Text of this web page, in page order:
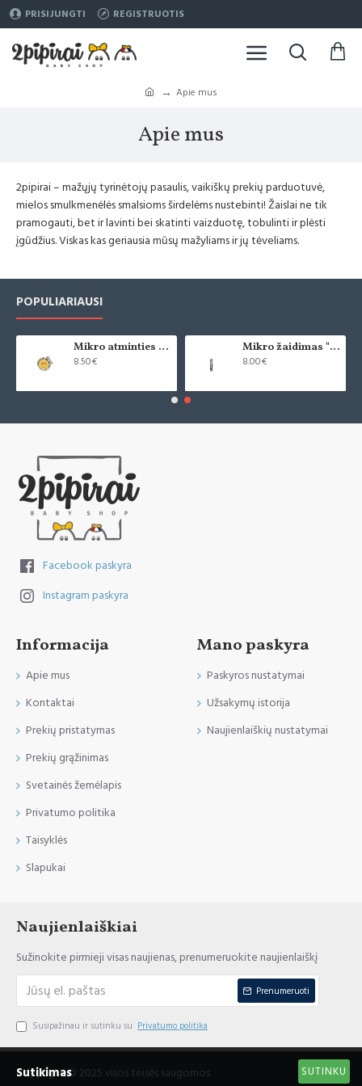
PRISIJUNGTI REGISTRUOTIS
Apie mus
Apie mus
2pipirai – mažųjų tyrinėtojų pasaulis, vaikiškų prekių parduotuvė,
mielos smulkmenėlės smalsioms širdelėms nustebinti! Žaislai ne tik
pramogauti, bet ir lavinti bei skatinti vaizduotę, tobulinti ir plėsti
įgūdžius. Viskas kas geriausia mūsų mažyliams ir jų tėveliams.
POPULIARIAUSI
Mikro atminties žaidimas "Saldainiukai"
8.50€
Mikro žaidimas "Domino"
8.00€
Facebook paskyra
Instagram paskyra
Informacija
Apie mus
Kontaktai
Prekių pristatymas
Prekių grąžinimas
Svetainės žemėlapis
Privatumo politika
Taisyklės
Slapukai
Mano paskyra
Paskyros nustatymai
Užsakymų istorija
Naujienlaiškių nustatymai
Naujienlaiškiai
Sužinokite pirmieji visas naujienas, prenumeruokite naujienlaiškį
Prenumeruoti
Susipažinau ir sutinku su Privatumo politika
Copyright © 2025 visos teisės saugomos SUTINKU
Sutikimas